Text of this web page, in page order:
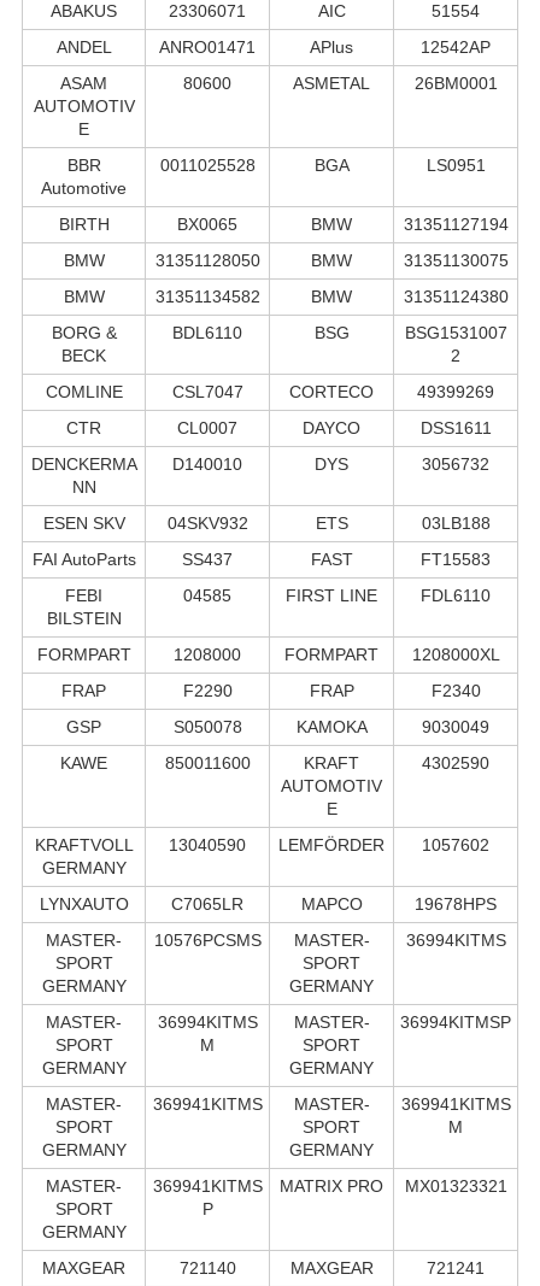
ABAKUS 23306071 AIC
51554
ANDEL
ANRO01471 APlus
12542AP
ASAM
AUTOMOTIV
E
80600 ASMETAL 26BM0001
BBR
Automotive
0011025528 BGA LS0951
BIRTH BX0065 BMW
31351127194
BMW
31351128050 BMW
31351130075
BMW
31351134582 BMW
31351124380
BORG &
BECK
BDL6110 BSG
BSG1531007
2
COMLINE
CSL7047 CORTECO
49399269
CTR
CL0007 DAYCO
DSS1611
DENCKERMA
NN
D140010 DYS 3056732
ESEN SKV 04SKV932 ETS
03LB188
FAI AutoParts
SS437 FAST
FT15583
FEBI
BILSTEIN
04585 FIRST LINE FDL6110
FORMPART 1208000 FORMPART
1208000XL
FRAP
F2290 FRAP
F2340
GSP
S050078 KAMOKA
9030049
KAWE
850011600
KRAFT
AUTOMOTIV
E
4302590
KRAFTVOLL
GERMANY
13040590 LEMFÖRDER 1057602
LYNXAUTO C7065LR MAPCO
19678HPS
MASTER-
SPORT
GERMANY
10576PCSMS
MASTER-
SPORT
GERMANY
36994KITMS
MASTER-
SPORT
GERMANY
36994KITMS
M
MASTER-
SPORT
GERMANY
36994KITMSP
MASTER-
SPORT
GERMANY
369941KITMS
MASTER-
SPORT
GERMANY
369941KITMS
M
MASTER-
SPORT
GERMANY
369941KITMS
P
MATRIX PRO MX01323321
MAXGEAR 721140 MAXGEAR
721241